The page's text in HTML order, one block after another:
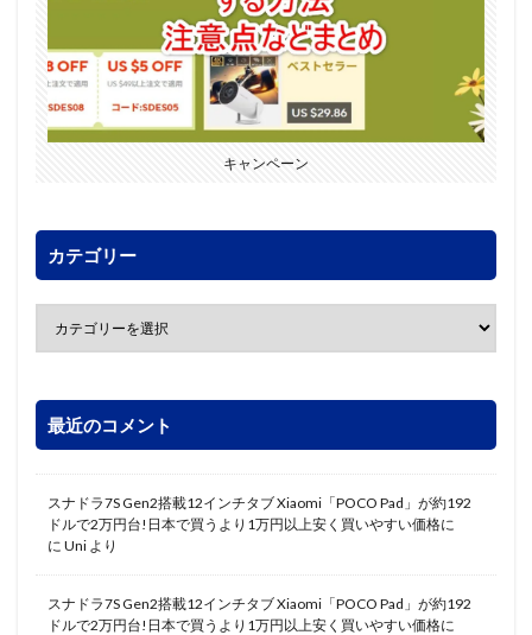
キャンペーン
カテゴリー
最近のコメント
スナドラ7S Gen2搭載12インチタブ Xiaomi「POCO Pad」が約192
ドルで2万円台!日本で買うより1万円以上安く買いやすい価格に
に Uni より
スナドラ7S Gen2搭載12インチタブ Xiaomi「POCO Pad」が約192
ドルで2万円台!日本で買うより1万円以上安く買いやすい価格に